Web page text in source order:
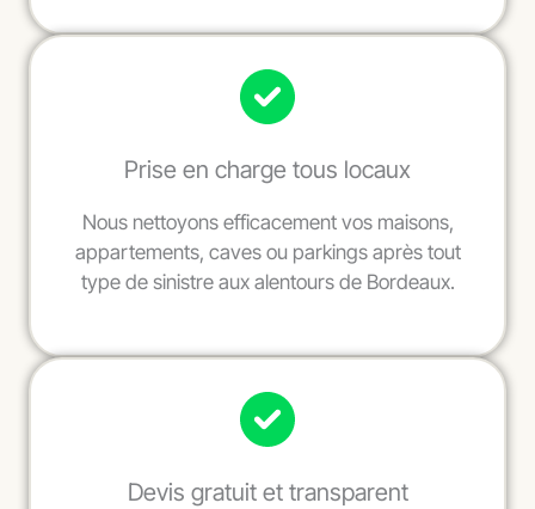
Prise en charge tous locaux
Nous nettoyons efficacement vos maisons,
appartements, caves ou parkings après tout
type de sinistre aux alentours de Bordeaux.
Devis gratuit et transparent